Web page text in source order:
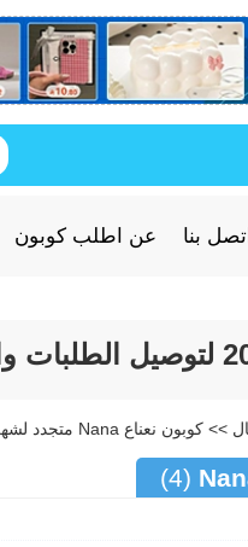
اتصل بنا عن اطلب كوبون
(4)